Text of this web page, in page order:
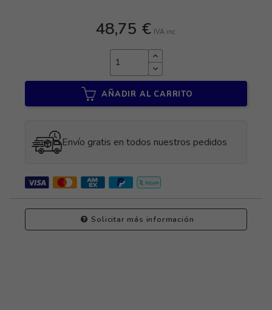
48,75 € IVA inc.
AÑADIR AL CARRITO
Envío gratis en todos nuestros pedidos
Solicitar más información